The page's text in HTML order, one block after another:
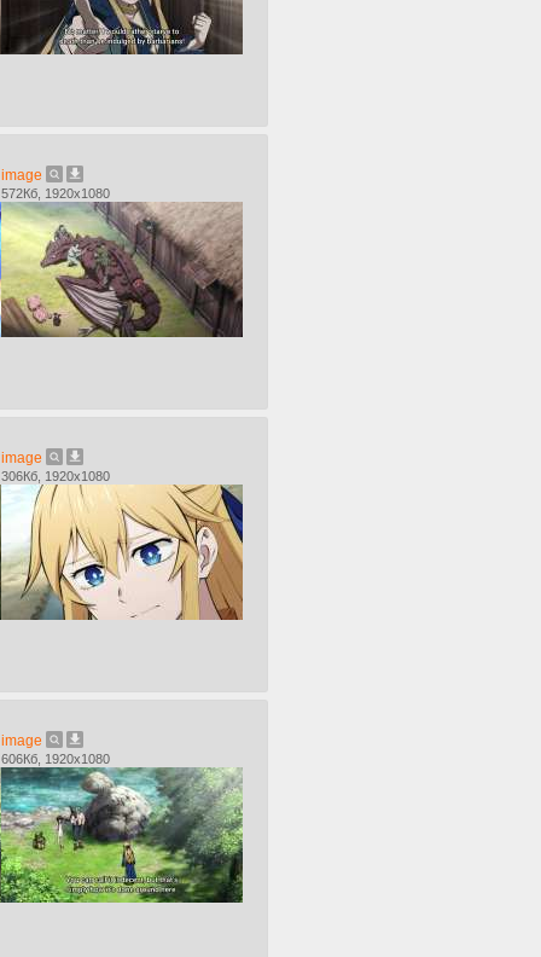
image
572Кб, 1920x1080
image
306Кб, 1920x1080
image
606Кб, 1920x1080